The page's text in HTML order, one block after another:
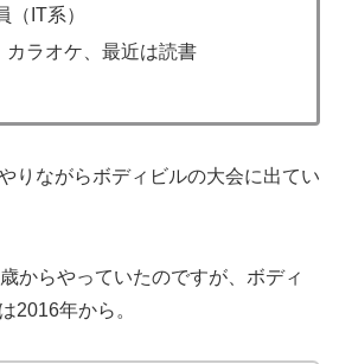
（IT系）
カラオケ、最近は読書
りながらボディビルの大会に出てい
からやっていたのですが、ボディ
2016年から。